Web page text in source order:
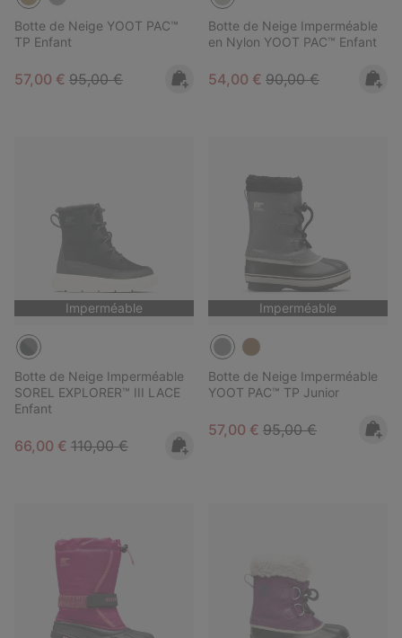
Botte de Neige YOOT PAC™
TP Enfant
Sale price:
57,00 € Regular price:
95,00 €
Botte de Neige Imperméable
en Nylon YOOT PAC™ Enfant
Sale price:
54,00 € Regular price:
90,00 €
Imperméable
Botte de Neige Imperméable
SOREL EXPLORER™ III LACE
Enfant
Sale price:
66,00 € Regular price:
110,00 €
Imperméable
Botte de Neige Imperméable
YOOT PAC™ TP Junior
Sale price:
57,00 € Regular price:
95,00 €